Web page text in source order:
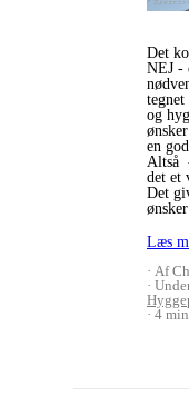
Det
NEJ -
tegnet
og
en
Altså
det et
Det
Læs
Af
4